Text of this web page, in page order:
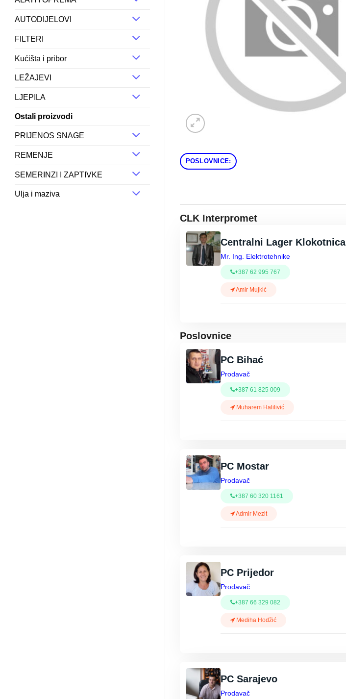
AUTODIJELOVI
FILTERI
Kućišta i pribor
LEŽAJEVI
LJEPILA
Ostali proizvodi
PRIJENOS SNAGE
REMENJE
SEMERINZI I ZAPTIVKE
Ulja i maziva
POSLOVNICE:
CLK Interpromet
Centralni Lager Klokotnica
Mr. Ing. Elektrotehnike
+387 62 995 767
Amir Mujkić
Poslovnice
PC Bihać
Prodavač
+387 61 825 009
Muharem Halilivić
PC Mostar
Prodavač
+387 60 320 1161
Admir Mezit
PC Prijedor
Prodavač
+387 66 329 082
Mediha Hodžić
PC Sarajevo
Prodavač